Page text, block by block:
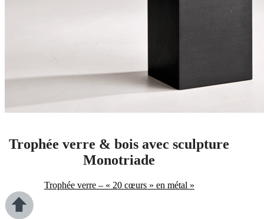
Trophée verre & bois avec sculpture
Monotriade
Trophée verre – « 20 cœurs » en métal »